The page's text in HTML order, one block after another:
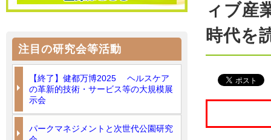
ィブ産
時代を
注目の研究会等活動
【終了】健都万博2025 ヘルスケア
の革新的技術・サービス等の大規模展
示会
パークマネジメントと次世代公園研究